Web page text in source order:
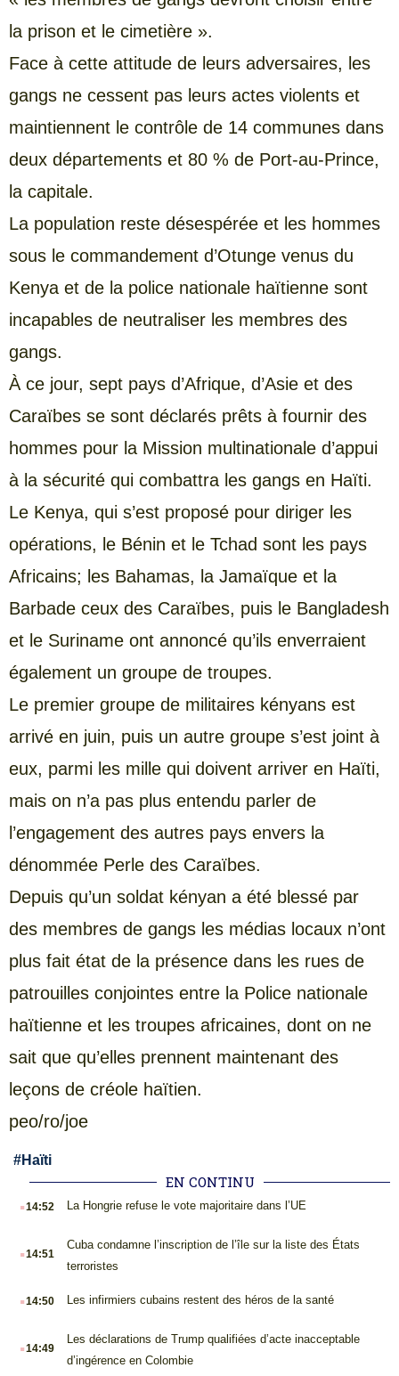
la prison et le cimetière ».
Face à cette attitude de leurs adversaires, les
gangs ne cessent pas leurs actes violents et
maintiennent le contrôle de 14 communes dans
deux départements et 80 % de Port-au-Prince,
la capitale.
La population reste désespérée et les hommes
sous le commandement d’Otunge venus du
Kenya et de la police nationale haïtienne sont
incapables de neutraliser les membres des
gangs.
À ce jour, sept pays d’Afrique, d’Asie et des
Caraïbes se sont déclarés prêts à fournir des
hommes pour la Mission multinationale d’appui
à la sécurité qui combattra les gangs en Haïti.
Le Kenya, qui s’est proposé pour diriger les
opérations, le Bénin et le Tchad sont les pays
Africains; les Bahamas, la Jamaïque et la
Barbade ceux des Caraïbes, puis le Bangladesh
et le Suriname ont annoncé qu’ils enverraient
également un groupe de troupes.
Le premier groupe de militaires kényans est
arrivé en juin, puis un autre groupe s’est joint à
eux, parmi les mille qui doivent arriver en Haïti,
mais on n’a pas plus entendu parler de
l’engagement des autres pays envers la
dénommée Perle des Caraïbes.
Depuis qu’un soldat kényan a été blessé par
des membres de gangs les médias locaux n’ont
plus fait état de la présence dans les rues de
patrouilles conjointes entre la Police nationale
haïtienne et les troupes africaines, dont on ne
sait que qu’elles prennent maintenant des
leçons de créole haïtien.
peo/ro/joe
#Haïti
EN CONTINU
.14:52 La Hongrie refuse le vote majoritaire dans l’UE
.14:51
Cuba condamne l’inscription de l’île sur la liste des États
terroristes
.14:50 Les infirmiers cubains restent des héros de la santé
.14:49
Les déclarations de Trump qualifiées d’acte inacceptable
d’ingérence en Colombie